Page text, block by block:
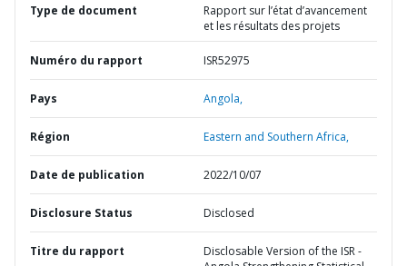
Type de document
Rapport sur l’état d’avancement
et les résultats des projets
Numéro du rapport ISR52975
Pays Angola,
Région Eastern and Southern Africa,
Date de publication 2022/10/07
Disclosure Status Disclosed
Titre du rapport
Disclosable Version of the ISR -